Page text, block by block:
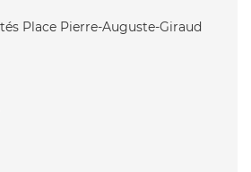
Place Pierre-Auguste-Giraud